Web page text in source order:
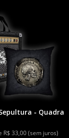
- Quadra
R$ 33,00 (sem juros)